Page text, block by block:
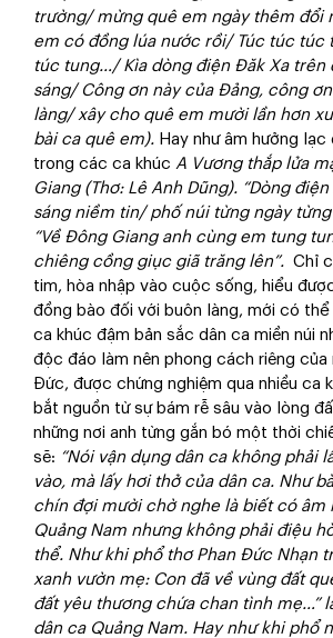
trường/ mừng quê em ngày thêm đổi
em có đồng lúa nước rồi/ Túc túc túc
túc tung…/ Kìa dòng điện Đăk Xa trên
sáng/ Công ơn này của Đảng, công
làng/ xây cho quê em mười lần hơn
bài ca quê em). Hay như âm hưởng lạc
trong các ca khúc A Vương thắp lửa
Giang (Thơ: Lê Anh Dũng). “Dòng
sáng niềm tin/ phố núi từng ngày
“Về Đông Giang anh cùng em tung
chiêng cồng giục giã trăng lên”. Chỉ
tim, hòa nhập vào cuộc sống, hiểu
đồng bào đối với buôn làng, mới có thể
ca khúc đậm bản sắc dân ca miền núi
độc đáo làm nên phong cách riêng của
Đức, được chứng nghiệm qua nhiều ca
bắt nguồn từ sự bám rễ sâu vào lòng
những nơi anh từng gắn bó một thời
sẽ: “Nói vận dụng dân ca không phải
vào, mà lấy hơi thở của dân ca. Như
chín đợi mười chờ nghe là biết có âm
Quảng Nam nhưng không phải điệu
thể. Như khi phổ thơ Phan Đức Nhạn
xanh vườn mẹ: Con đã về vùng đất
đất yêu thương chứa chan tình mẹ…”
dân ca Quảng Nam. Hay như khi phổ